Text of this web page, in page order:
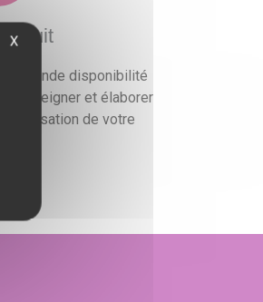
grande disponibilité
renseigner et élaborer
de votre
X